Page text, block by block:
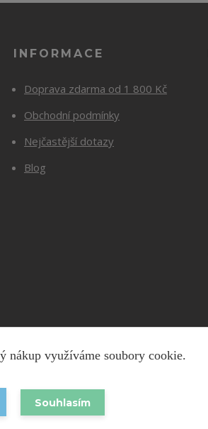
INFORMACE
Doprava zdarma od 1 800 Kč
Obchodní podmínky
Nejčastější dotazy
Blog
Barevnesiti.cz
využíváme soubory cookie.
Souhlasím